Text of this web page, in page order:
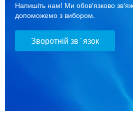
Напишіть нам! Ми обов'язково
допоможемо з вибором.
Зворотній зв`язок